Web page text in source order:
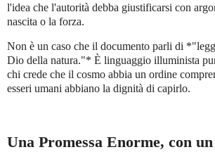
l'idea che l'autorità debba giustificarsi con
nascita o la forza.
Non è un caso che il documento parli di
Dio della natura."* È linguaggio illuminista
chi crede che il cosmo abbia un ordine
esseri umani abbiano la dignità di capirlo.
Una Promessa Enorme, con